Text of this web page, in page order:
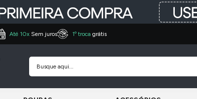
Até 10x Sem juros 1º troca grátis